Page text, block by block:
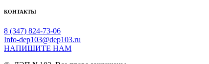
КОНТАКТЫ
8 (347) 824-73-06
Info-dep103@dep103.ru
НАПИШИТЕ НАМ